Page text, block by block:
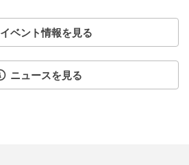
イベント情報を見る
ニュースを見る